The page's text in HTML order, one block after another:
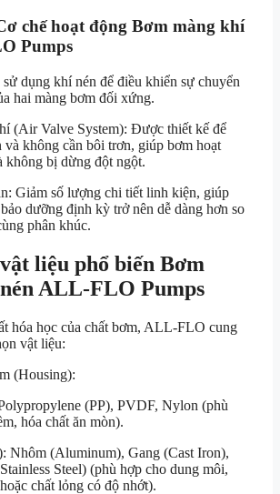
chế hoạt động Bơm màng khí
Pumps
dụng khí nén để điều khiển sự chuyển
hai màng bơm đối xứng.
(Air Valve System): Được thiết kế để
và không cần bôi trơn, giúp bơm hoạt
không bị dừng đột ngột.
Giảm số lượng chi tiết linh kiện, giúp
dưỡng định kỳ trở nên dễ dàng hơn so
phân khúc.
liệu phổ biến Bơm
ALL-FLO Pumps
hóa học của chất bơm, ALL-FLO cung
vật liệu:
(Housing):
(PP), PVDF, Nylon (phù
hóa chất ăn mòn).
Nhôm (Aluminum), Gang (Cast Iron),
Steel) (phù hợp cho dung môi,
chất lỏng có độ nhớt).